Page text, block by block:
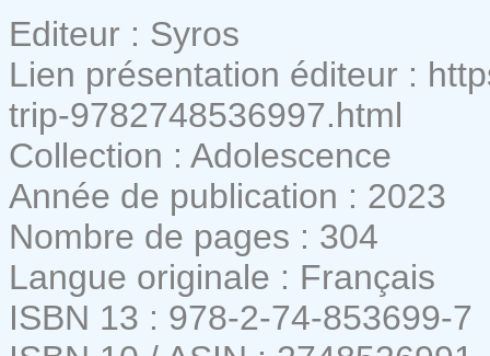
Editeur : Syros
Lien présentation éditeur :
trip-9782748536997.html
Collection : Adolescence
Année de publication : 2023
Nombre de pages : 304
Langue originale : Français
ISBN 13 : 978-2-74-853699-7